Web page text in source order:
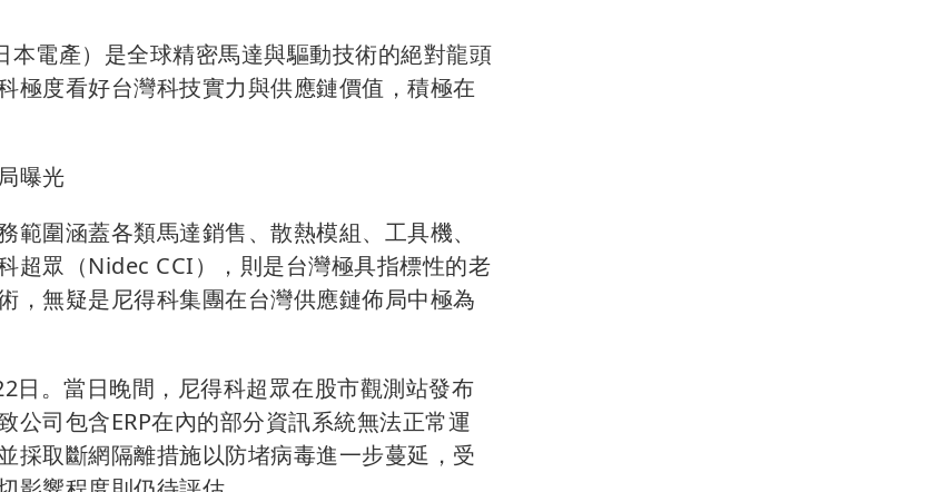
電產）是全球精密馬達與驅動技術的絕對龍頭
極度看好台灣科技實力與供應鏈價值，積極在
曝光
圍涵蓋各類馬達銷售、散熱模組、工具機、
超眾（Nidec CCI），則是台灣極具指標性的老
，無疑是尼得科集團在台灣供應鏈佈局中極為
日。當日晚間，尼得科超眾在股市觀測站發布
司包含ERP在內的部分資訊系統無法正常運
採取斷網隔離措施以防堵病毒進一步蔓延，受